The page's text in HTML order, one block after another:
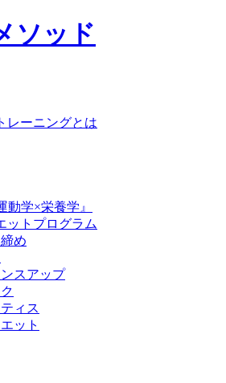
レーニングとは
動学×栄養学』
ットプログラム
め
スアップ
ィス
ット